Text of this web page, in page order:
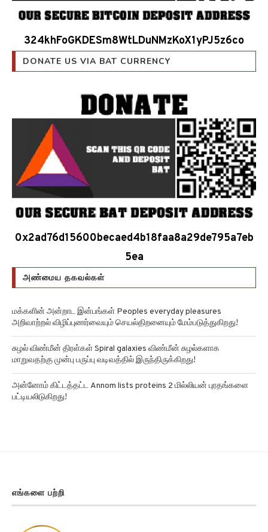
324khFoGKDESm8WtLDuNMzKoX1yPJ5z6co
DONATE US VIA BAT CURRENCY
0x2ad76d15600becaed4b18faa8a29de795a7eb
5ea
அண்மைய தகவல்கள்
மக்களின் அன்றாட இன்பங்கள் Peoples everyday pleasures
அறிவாற்றல் விழிப்புணர்வையும் செயல்திறனையும் மேம்படுத்துகிறது!
சுழல் விண்மீன் திரள்கள் Spiral galaxies விண்மீன் சுழல்களாக
மாறுவதற்கு முன்பு பருப்பு வடிவத்தில் இருந்திருக்கிறது!
அன்னோம் கிட்டத்தட்ட Annom lists proteins 2 மில்லியன் புரதங்களை
பட்டியலிடுகிறது!
எங்களை பற்றி